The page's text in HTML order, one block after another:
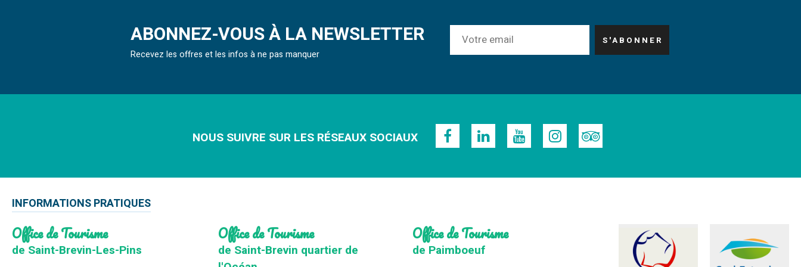
ABONNEZ-VOUS À LA NEWSLETTER
Recevez les offres et les infos à ne pas manquer
NOUS SUIVRE SUR LES RÉSEAUX SOCIAUX
INFORMATIONS PRATIQUES
Office de Tourisme
de Saint-Brevin-Les-Pins
Office de Tourisme
de Saint-Brevin quartier de
Office de Tourisme
de Paimboeuf